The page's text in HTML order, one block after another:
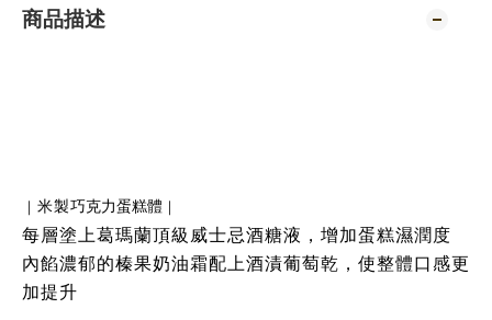
商品描述
｜ 米製巧克力蛋糕體 ｜
每層塗上葛瑪蘭頂級威士忌酒糖液，增加蛋糕濕潤度
內餡濃郁的榛果奶油霜配上酒漬葡萄乾，使整體口感更
加提升